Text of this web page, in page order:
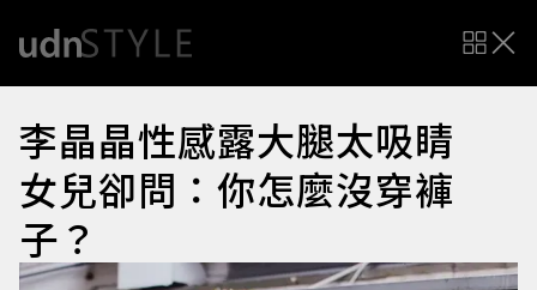
李晶晶性感露大腿太吸睛
女兒卻問：你怎麼沒穿褲
子？